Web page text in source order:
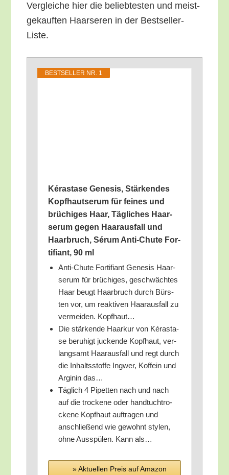
Ver­glei­che hier die belieb­tes­ten und meist­
ge­kauf­ten Haar­se­ren in der Bestseller-
Liste.
BEST­SEL­LER NR. 1
Kéra­sta­se Gene­sis, Stär­ken­des
Kopf­haut­se­rum für fei­nes und
brü­chi­ges Haar, Täg­li­ches Haar­
se­rum gegen Haar­aus­fall und
Haar­bruch, Sérum Anti-Chu­te For­
ti­fi­ant, 90 ml
Anti-Chu­te For­ti­fi­ant Gene­sis Haar­
se­rum für brü­chi­ges, geschwäch­tes
Haar beugt Haar­bruch durch Bürs­
ten vor, um reak­ti­ven Haar­aus­fall zu
ver­mei­den. Kopfhaut…
Die stär­ken­de Haar­kur von Kéra­sta­
se beru­higt jucken­de Kopf­haut, ver­
lang­samt Haar­aus­fall und regt durch
die Inhalts­stof­fe Ing­wer, Kof­fe­in und
Argi­nin das…
Täg­lich 4 Pipet­ten nach und nach
auf die tro­cke­ne oder hand­tuch­tro­
cke­ne Kopf­haut auf­tra­gen und
anschlie­ßend wie gewohnt sty­len,
ohne Aus­spü­len. Kann als…
» Aktu­el­len Preis auf Ama­zon